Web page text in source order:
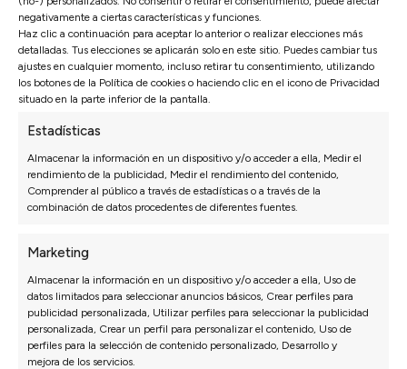
negativamente a ciertas características y funciones.
Haz clic a continuación para aceptar lo anterior o realizar elecciones más
detalladas. Tus elecciones se aplicarán solo en este sitio. Puedes cambiar tus
ajustes en cualquier momento, incluso retirar tu consentimiento, utilizando
los botones de la Política de cookies o haciendo clic en el icono de Privacidad
situado en la parte inferior de la pantalla.
Estadísticas
Almacenar la información en un dispositivo y/o acceder a ella, Medir el
rendimiento de la publicidad, Medir el rendimiento del contenido,
Comprender al público a través de estadísticas o a través de la
combinación de datos procedentes de diferentes fuentes.
Marketing
Almacenar la información en un dispositivo y/o acceder a ella, Uso de
datos limitados para seleccionar anuncios básicos, Crear perfiles para
publicidad personalizada, Utilizar perfiles para seleccionar la publicidad
personalizada, Crear un perfil para personalizar el contenido, Uso de
perfiles para la selección de contenido personalizado, Desarrollo y
mejora de los servicios.
SOFÁ CAMA CHAISELONGUE CON SISTEMA
Apertura Italiana sin esfuerzo
2.056€
1.439€